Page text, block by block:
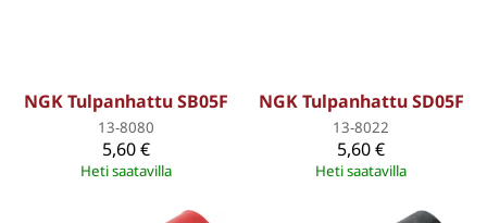
NGK Tulpanhattu SB05F
13-8080
5,60 €
Heti saatavilla
NGK Tulpanhattu SD05F
13-8022
5,60 €
Heti saatavilla